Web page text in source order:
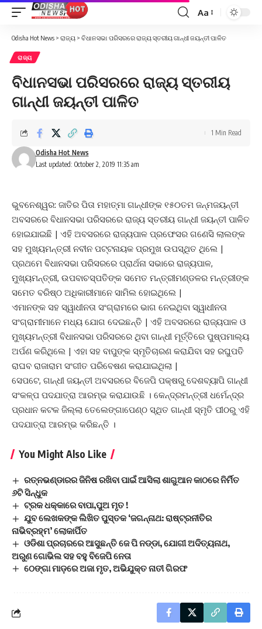
Font
Resizer
Aa
Odisha Hot News > ରାଜ୍ୟ > ବିଧାନସଭା ପରିସରରେ ରାଜ୍ୟ ସ୍ତରୀୟ ଗାନ୍ଧୀ ଜୟନ୍ତୀ ପାଳିତ
ରାଜ୍ୟ
ବିଧାନସଭା ପରିସରରେ ରାଜ୍ୟ ସ୍ତରୀୟ
ଗାନ୍ଧୀ ଜୟନ୍ତୀ ପାଳିତ
Last updated: October 2, 2019 11:35 am
Odisha Hot News
1 Min Read
ଭୁବନେଶ୍ୱର: ଜାତିର ପିତା ମହାତ୍ମା ଗାନ୍ଧୀଙ୍କ ୧୫୦ତମ ଜନ୍ମଜୟନ୍ତୀ
ଅବସରରେ ବିଧାନସଭା ପରିସରରେ ରାଜ୍ୟ ସ୍ତରୀୟ ଗାନ୍ଧୀ ଜୟନ୍ତୀ ପାଳିତ
ହୋଇଯାଇଛି | ଏହି ଅବସରରେ ରାଜ୍ୟପାଳ ପ୍ରଫେସର ଗଣେସି ଲାଲଙ୍କ
ସହ ମୁଖ୍ୟମନ୍ତ୍ରୀ ନବୀନ ପଟ୍ଟନାୟକ ପ୍ରମୁଖ ଉପସ୍ଥିତ ଥିଲେ |
ପ୍ରଥମେ ବିଧାନସଭା ପରିସରରେ ପ୍ରାର୍ଥନା ସଭାରେ ରାଜ୍ୟପାଳ,
ମୁଖ୍ୟମନ୍ତ୍ରୀ, ଉପବାଚସ୍ପତିଙ୍କ ସମେତ ମନ୍ତ୍ରୀମଣ୍ଡଳର ମନ୍ତ୍ରୀଙ୍କ
ସମେତ ବରିଷ୍ଠ ଅଧିକାରୀମାନେ ସାମିଲ ହୋଇଥିଲେ |
ଏମାନଙ୍କ ସହ ସ୍ୱାଧୀନତା ସଂଗ୍ରାମରେ ଭାଗ ନେଇଥିବା ସ୍ୱାଧୀନତା
ସଂଗ୍ରାମୀମାନେ ମଧ୍ୟ ଯୋଗ ଦେଇଛନ୍ତି | ଏହି ଅବସରରେ ରାଜ୍ୟପାଳ ଓ
ମୁଖ୍ୟମନ୍ତ୍ରୀ ବିଧାନସଭା ପରିସରରେ ଥିବା ଗାନ୍ଧୀ ମୂର୍ତ୍ତିରେ ପୁଷ୍ପମାଲ୍ୟ
ଅର୍ପଣ କରିଥିଲେ | ଏହା ସହ ବାପୁଙ୍କ ସ୍ମୃତିଚାରଣ କରାଯିବା ସହ ରଘୁପତି
ରାଘବ ରାଜାରାମ ସଂଗୀତ ପରିବେଷଣ କରାଯାଇଥିଲା |
ସେପଟେ, ଗାନ୍ଧୀ ଜୟନ୍ତୀ ଅବସରରେ ବିଜେପି ପକ୍ଷରୁ ଦେଶବ୍ୟାପି ଗାନ୍ଧୀ
ସଂକଳ୍ପ ପଦଯାତ୍ରା ଆରମ୍ଭ କରାଯାଉଛି । କେନ୍ଦ୍ରମନ୍ତ୍ରୀ ଧର୍ମେନ୍ଦ୍ର
ପ୍ରଧାନ କଟକ ଜିଲ୍ଲା ତେଲେଙ୍ଗାପେଣ୍ଠ ସ୍ଥିତ ଗାନ୍ଧୀ ସ୍ମୃତି ପୀଠରୁ ଏହି
ପଦଯାତ୍ରା ଆରମ୍ଭ କରିଛନ୍ତି ।
You Might Also Like
ରତ୍ନଭଣ୍ଡାରର ଜିନିଷ ରଖିବା ପାଇଁ ଆସିଲା ଶାଗୁଆନ କାଠରେ ନିର୍ମିତ
୬ଟି ସିନ୍ଧୁକ
ଟ୍ରକ ଧକ୍କାରେ ବାପା,ପୁଅ ମୃତ !
ଯୁବ ଲେଖକଙ୍କ ଲିଖିତ ପୁସ୍ତକ ‘ଜଗନ୍ନାଥ: ରାଷ୍ଟ୍ରନୀତିର
ନାଭିବ୍ରହ୍ମ’ ଲୋକାର୍ପିତ
ଓଡିଶା ପ୍ରଚାରରେ ଆସୁଛନ୍ତି ଜେ ପି ନଡ୍ଡା, ଯୋଗୀ ଅଦିତ୍ୟନାଥ,
ଅରୁଣ ଗୋଭିଲ ସହ ବହୁ ବିଜେପି ନେତା
ଠେଙ୍ଗା ମାଡ଼ରେ ଅଜା ମୃତ, ଅଭିଯୁକ୍ତ ନାତୀ ଗିରଫ